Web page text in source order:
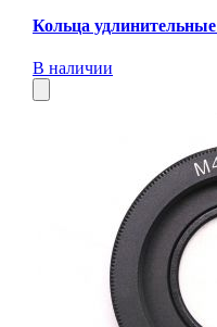
Кольца
В наличии